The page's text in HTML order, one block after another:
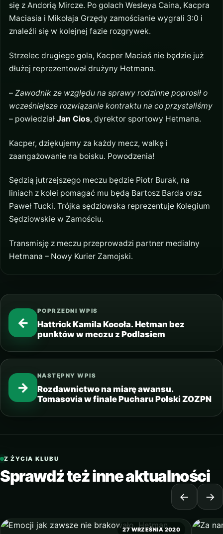
się z Andorią Mircze. Po golach Wesleya Caina, Kacpra
Maciasia i Mikołaja Grzędy zamościanie wygrali 3:0 i
znaleźli się w kolejnej fazie rozgrywek.
Strzelec drugiego gola, Kacper Maciaś nie będzie już
dłużej reprezentował drużyny Hetmana.
– Zawodnik ze względu na sprawy rodzinne poprosił o
wcześniejsze rozwiązanie kontraktu na co przystaliśmy
– powiedział Jan Cios, dyrektor sportowy Hetmana.
Kacper, dziękujemy za każdy mecz, walkę i
zaangażowanie na boisku. Powodzenia!
Sędzią jutrzejszego meczu będzie Piotr Burak, na
liniach z kolei pomagać mu będą Bartosz Barda oraz
Paweł Tucki. Trójka sędziowska reprezentuje Kolegium
Sędziowskie w Zamościu.
Transmisję z meczu przeprowadzi partner medialny
Hetmana – Nowy Kurier Zamojski.
←
POPRZEDNI WPIS
Hattrick Kamila Kocoła. Hetman bez
punktów w meczu z Podlasiem
NASTĘPNY WPIS
Rozdawnictwo na miarę awansu.
Tomasovia w finale Pucharu Polski ZOZPN
→
Z ŻYCIA KLUBU
Sprawdź też inne aktualności
← →
27 WRZEŚNIA 2020